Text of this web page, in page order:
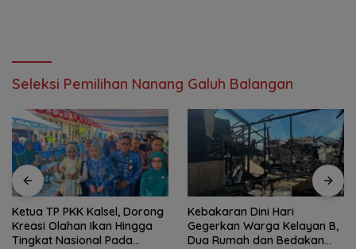
Seleksi Pemilihan Nanang Galuh Balangan
Ketua TP PKK Kalsel, Dorong
Kreasi Olahan Ikan Hingga
Tingkat Nasional Pada
Kebakaran Dini Hari
Gegerkan Warga Kelayan B,
Dua Rumah dan Bedakan